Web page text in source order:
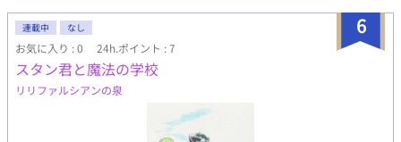
6
連載中 なし
お気に入り : 0 24h.ポイント : 7
スタン君と魔法の学校
リリファルシアンの泉